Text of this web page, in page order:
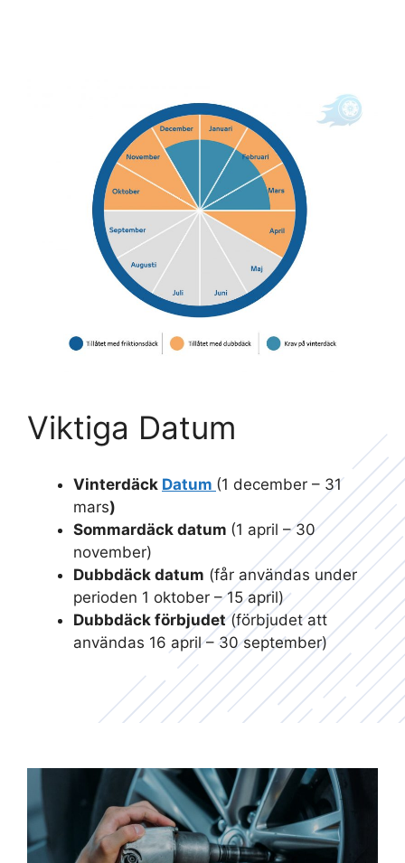
Viktiga Datum
Vinterdäck Datum (1 december – 31
mars)
Sommardäck datum (1 april – 30
november)
Dubbdäck datum (får användas under
perioden 1 oktober – 15 april)
Dubbdäck förbjudet(förbjudet att
användas 16 april – 30 september)